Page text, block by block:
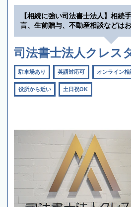
【相続に強い司法書士法人】相続
言、生前贈与、不動産相談などは
司法書士法人クレス
駐車場あり 英語対応可 オンライン相
役所から近い 土日祝OK